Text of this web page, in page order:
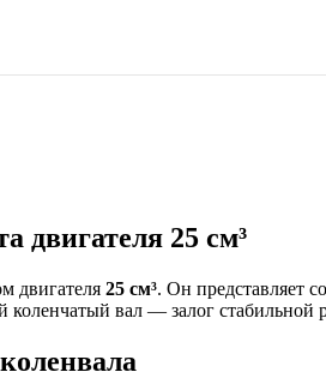
двигателя 25 см³
двигателя 25 см³. Он представляет
вал — залог